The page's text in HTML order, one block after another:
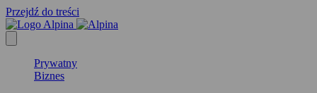
Przejdź do treści
Prywatny
Biznes